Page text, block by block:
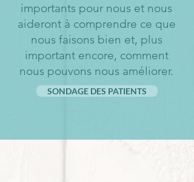
importants pour nous et nous
aideront à comprendre ce que
nous faisons bien et, plus
important encore, comment
nous pouvons nous améliorer.
SONDAGE DES PATIENTS